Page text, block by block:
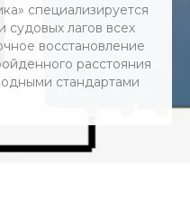
специализируется
лагов всех
восстановление
расстояния
стандартами